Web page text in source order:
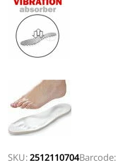
SKU:2512110704Barcode: